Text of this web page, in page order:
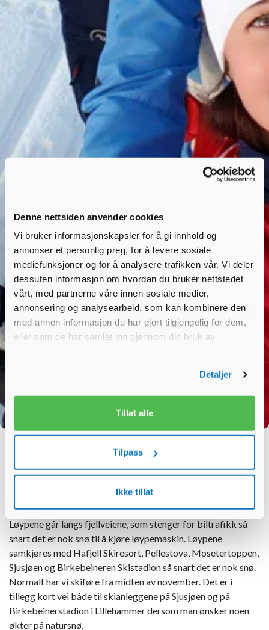
Denne nettsiden anvender cookies
Vi bruker informasjonskapsler for å gi innhold og
annonser et personlig preg, for å levere sosiale
mediefunksjoner og for å analysere trafikken vår. Vi deler
dessuten informasjon om hvordan du bruker nettstedet
vårt, med partnerne våre innen sosiale medier,
annonsering og analysearbeid, som kan kombinere den
med annen informasjon du har gjort tilgjengelig for dem,
eller som de har samlet inn gjennom din bruk av
Detaljer
Tillat alle
Tilpass
Ikke tillat
Treningssamling på Nordseter
Nordseter er et perfekt utgangspunkt for skisamlinger både
for familier og utøvere. Skiløypene i Lillehammerfjellet er
vanligvis noen av de første som åpner på natursnø om høsten.
Løypene går langs fjellveiene, som stenger for biltrafikk så
snart det er nok snø til å kjøre løypemaskin. Løypene
samkjøres med Hafjell Skiresort, Pellestova, Mosetertoppen,
Sjusjøen og Birkebeineren Skistadion så snart det er nok snø.
Normalt har vi skiføre fra midten av november. Det er i
tillegg kort vei både til skianleggene på Sjusjøen og på
Birkebeinerstadion i Lillehammer dersom man ønsker noen
økter på natursnø.